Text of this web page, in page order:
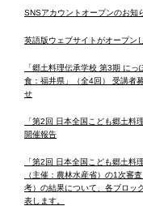
SNSアカウントオープンのお知
英語版ウェブサイトがオープン
「郷土料理伝承学校 第3期 にっ
食：福井県」（全4回） 受講者
せ
「第2回 日本全国こども郷土料
開催報告
「第2回 日本全国こども郷土料
（主催：農林水産省）の1次審
考）の結果について、各ブロッ
表します。